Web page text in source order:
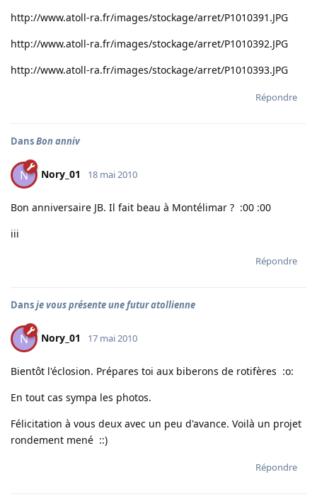
http://www.atoll-ra.fr/images/stockage/arret/P1010391.JPG
http://www.atoll-ra.fr/images/stockage/arret/P1010392.JPG
http://www.atoll-ra.fr/images/stockage/arret/P1010393.JPG
Répondre
DansBon anniv
N Nory_01 18 mai 2010
Bon anniversaire JB. Il fait beau à Montélimar ? :00 :00
iii
Répondre
Dansje vous présente une futur atollienne
N Nory_01 17 mai 2010
Bientôt l'éclosion. Prépares toi aux biberons de rotifères :o:
En tout cas sympa les photos.
Félicitation à vous deux avec un peu d'avance. Voilà un projet
rondement mené ::)
Répondre